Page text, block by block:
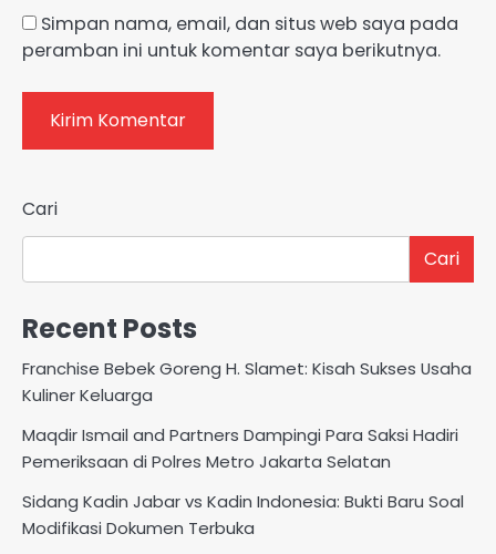
Simpan nama, email, dan situs web saya pada
peramban ini untuk komentar saya berikutnya.
Cari
Cari
Recent Posts
Franchise Bebek Goreng H. Slamet: Kisah Sukses Usaha
Kuliner Keluarga
Maqdir Ismail and Partners Dampingi Para Saksi Hadiri
Pemeriksaan di Polres Metro Jakarta Selatan
Sidang Kadin Jabar vs Kadin Indonesia: Bukti Baru Soal
Modifikasi Dokumen Terbuka